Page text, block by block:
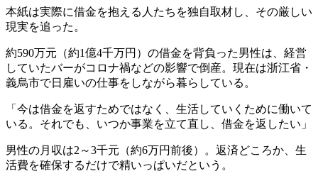
本紙は実際に借金を抱える人たちを独自取材し、その厳しい
現実を追った。
約590万元（約1億4千万円）の借金を背負った男性は、経営
していたバーがコロナ禍などの影響で倒産。現在は浙江省・
義烏市で日雇いの仕事をしながら暮らしている。
「今は借金を返すためではなく、生活していくために働いて
いる。それでも、いつか事業を立て直し、借金を返したい」
男性の月収は2～3千元（約6万円前後）。返済どころか、生
活費を確保するだけで精いっぱいだという。